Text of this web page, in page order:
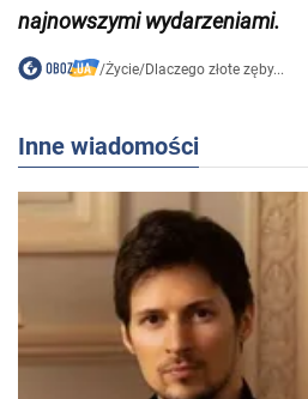
najnowszymi wydarzeniami.
/Życie/Dlaczego złote zęby...
Inne wiadomości